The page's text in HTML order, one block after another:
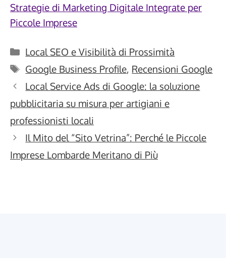
Strategie di Marketing Digitale Integrate per
Piccole Imprese
Categorie
Local SEO e Visibilità di Prossimità
Tag
Google Business Profile, Recensioni Google
Local Service Ads di Google: la soluzione
pubblicitaria su misura per artigiani e
professionisti locali
Il Mito del “Sito Vetrina”: Perché le Piccole
Imprese Lombarde Meritano di Più